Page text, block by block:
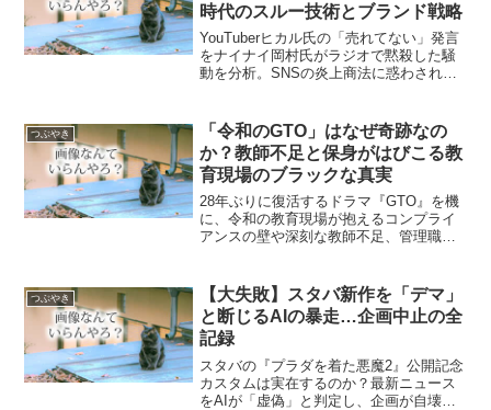
時代のスルー技術とブランド戦略
YouTuberヒカル氏の「売れてない」発言
をナイナイ岡村氏がラジオで黙殺した騒
動を分析。SNSの炎上商法に惑わされな
テラシー、信頼という資産を守るプロの
振る舞いについてわかりやすく解説しま
す。
つぶやき
「令和のGTO」はなぜ奇跡なの
か？教師不足と保身がはびこる教
育現場のブラックな真実
28年ぶりに復活するドラマ『GTO』を機
に、令和の教育現場が抱えるコンプライ
アンスの壁や深刻な教師不足、管理職の
態に迫ります。
つぶやき
【大失敗】スタバ新作を「デマ」
と断じるAIの暴走…企画中止の全
記録
スタバの『プラダを着た悪魔2』公開記念
カスタムは実在するのか？最新ニュース
をAIが「虚偽」と判定し、企画が自壊し